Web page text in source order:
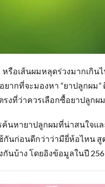
หรือเส้นผมหลุดร่วงมากเกิ
กที่จะมองหา “ยาปลูกผม
งที่ว่าควรเลือกซื้อยาปลูกผ
ค้นหายาปลูกผมที่น่าสนใจ
กันก่อนดีกว่าว่ามียี่ห้อไหน
นบ้าง โดยอิงข้อมูลในปี